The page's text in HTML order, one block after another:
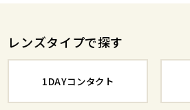
レンズタイプで探す
1DAYコンタクト